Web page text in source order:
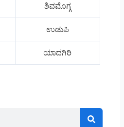
ಶಿವಮೊಗ್ಗ
ಉಡುಪಿ
ಯಾದಗಿರಿ